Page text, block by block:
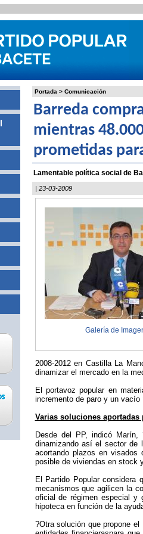
Portada > Comunicación
Barreda
mientras
prometidas
Lamentable política social de
| 23-03-2009
Galería de
2008-2012 en Castilla La
dinamizar el mercado en la
El portavoz popular en
incremento de paro y un vacío
Varias soluciones
Desde del PP, indicó
dinamizando así el sector de
acortando plazos en visados
posible de viviendas en stock
El Partido Popular considera
mecanismos que agilicen la
oficial de régimen especial y
hipoteca en función de la
?Otra solución que propone